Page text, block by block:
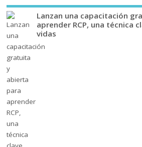
Lanzan una capacitación
aprender RCP, una técnica
vidas